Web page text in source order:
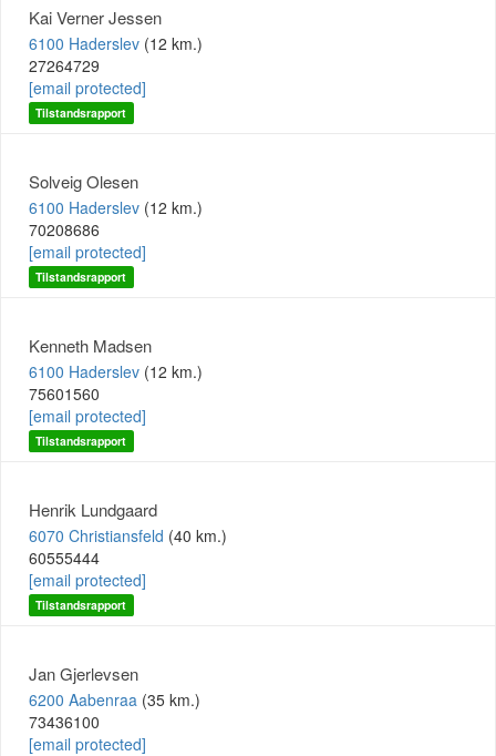
Kai Verner Jessen
6100 Haderslev (12 km.)
27264729
[email protected]
Tilstandsrapport
Solveig Olesen
6100 Haderslev (12 km.)
70208686
[email protected]
Tilstandsrapport
Kenneth Madsen
6100 Haderslev (12 km.)
75601560
[email protected]
Tilstandsrapport
Henrik Lundgaard
6070 Christiansfeld (40 km.)
60555444
[email protected]
Tilstandsrapport
Jan Gjerlevsen
6200 Aabenraa (35 km.)
73436100
[email protected]